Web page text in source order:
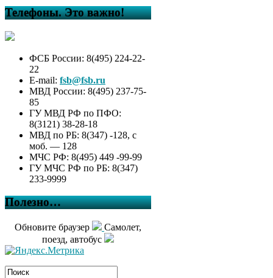
Телефоны. Это важно!
ФСБ России: 8(495) 224-22-
22
E-mail: fsb@fsb.ru
МВД России: 8(495) 237-75-
85
ГУ МВД РФ по ПФО:
8(3121) 38-28-18
МВД по РБ: 8(347) -128, с
моб. — 128
МЧС РФ: 8(495) 449 -99-99
ГУ МЧС РФ по РБ: 8(347)
233-9999
Полезно…
Обновите браузер
Самолет,
поезд, автобус